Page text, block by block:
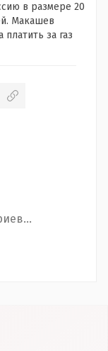
в размере 20
Макашев
за газ